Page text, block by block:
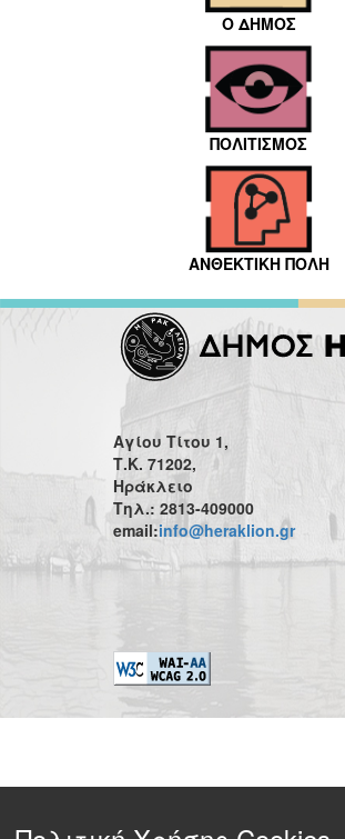
Ο ΔΗΜΟΣ
ΠΟΛΙΤΙΣΜΟΣ
ΑΝΘΕΚΤΙΚΗ ΠΟΛΗ
Αγίου Τίτου 1,
Τ.Κ. 71202,
Ηράκλειο
Τηλ.: 2813-409000
email:info@heraklion.gr